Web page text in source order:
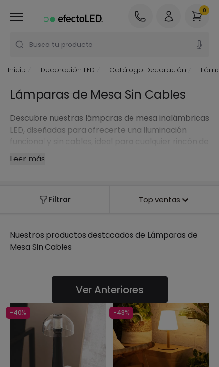
Busca tu producto
0
Inicio Decoración LED Catálogo Decoración
Lámparas de Mesa Sin Cables
Descubre nuestras lámparas de mesa inalámbricas
LED, diseñadas para ofrecerte una iluminación
funcional y sin cables, ideal para cualquier rincón de
tu hogar o espacio de trabajo.
Leer más
Filtrar Top ventas
Nuestros productos destacados de Lámparas de
Mesa Sin Cables
Ver Anteriores
-40% -43%